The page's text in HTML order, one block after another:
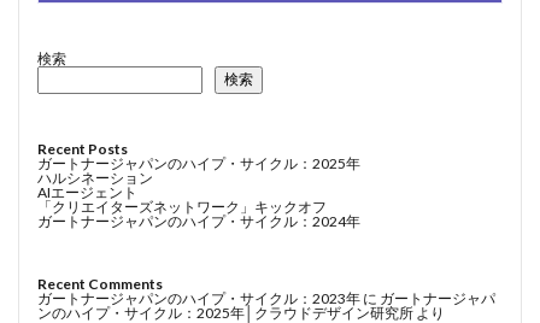
検索
検索
Recent Posts
ガートナージャパンのハイプ・サイクル：2025年
ハルシネーション
AIエージェント
「クリエイターズネットワーク」キックオフ
ガートナージャパンのハイプ・サイクル：2024年
Recent Comments
ガートナージャパンのハイプ・サイクル：2023年 に ガートナージャパ
ンのハイプ・サイクル：2025年│クラウドデザイン研究所 より